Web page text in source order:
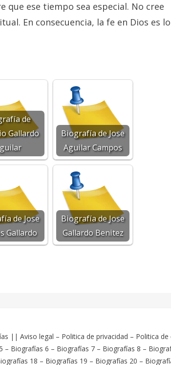
que ese tiempo sea especial. No cree
En consecuencia, la fe en Dios es lo
de
Gallardo
Biografía de Jose
Aguilar Campos
de Jose
Gallardo
Biografía de Jose
Gallardo Benitez
|| Aviso legal – Politica de privacidad – Politica de
– Biografías 6 – Biografías 7 – Biografías 8 –
18 – Biografías 19 – Biografías 20 –